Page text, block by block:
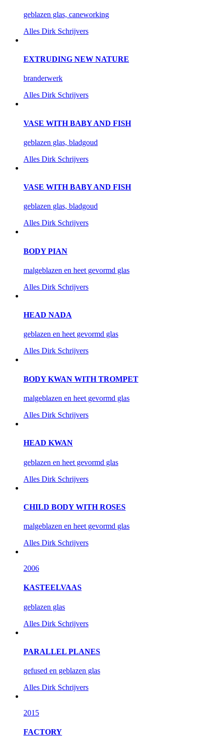
geblazen glas, caneworking
Alles Dirk Schrijvers
EXTRUDING NEW NATURE
branderwerk
Alles Dirk Schrijvers
VASE WITH BABY AND FISH
geblazen glas, bladgoud
Alles Dirk Schrijvers
VASE WITH BABY AND FISH
geblazen glas, bladgoud
Alles Dirk Schrijvers
BODY PIAN
malgeblazen en heet gevormd glas
Alles Dirk Schrijvers
HEAD NADA
geblazen en heet gevormd glas
Alles Dirk Schrijvers
BODY KWAN WITH TROMPET
malgeblazen en heet gevormd glas
Alles Dirk Schrijvers
HEAD KWAN
geblazen en heet gevormd glas
Alles Dirk Schrijvers
CHILD BODY WITH ROSES
malgeblazen en heet gevormd glas
Alles Dirk Schrijvers
2006
KASTEELVAAS
geblazen glas
Alles Dirk Schrijvers
PARALLEL PLANES
gefused en geblazen glas
Alles Dirk Schrijvers
2015
FACTORY